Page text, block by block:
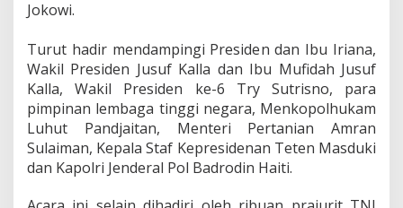
Jokowi.
Turut hadir mendampingi Presiden dan Ibu Iriana,
Wakil Presiden Jusuf Kalla dan Ibu Mufidah Jusuf
Kalla, Wakil Presiden ke-6 Try Sutrisno, para
pimpinan lembaga tinggi negara, Menkopolhukam
Luhut Pandjaitan, Menteri Pertanian Amran
Sulaiman, Kepala Staf Kepresidenan Teten Masduki
dan Kapolri Jenderal Pol Badrodin Haiti.